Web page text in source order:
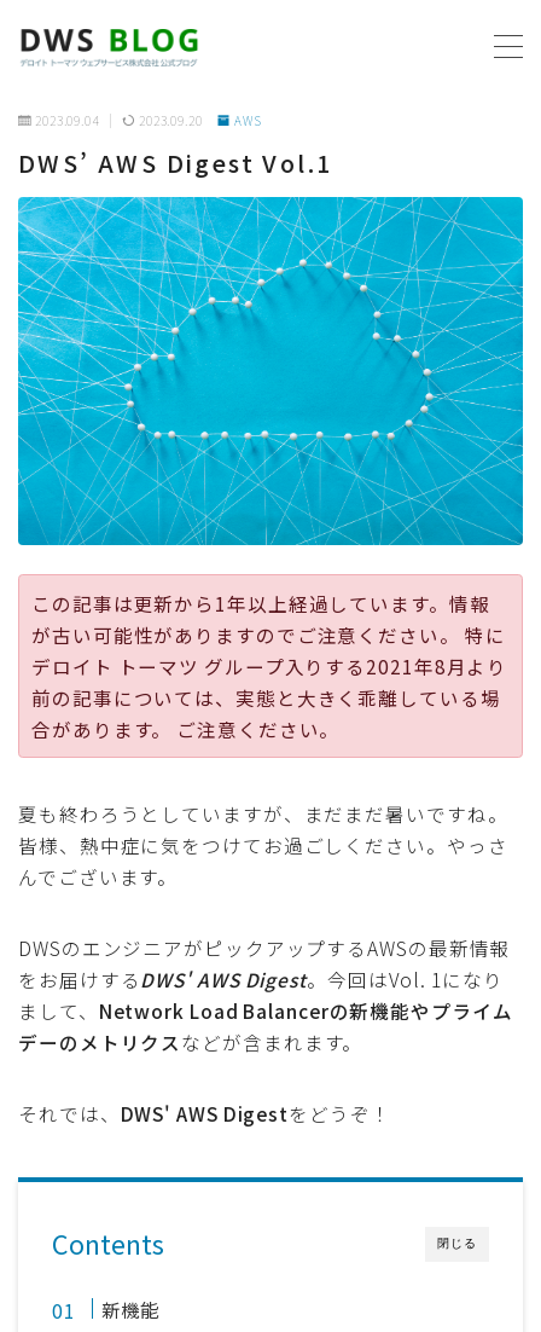
ホーム
AWS
プログラミング
ビジネス
リモートワーク
社内制度
公式ページ
2023.09.04 2023.09.20 AWS
DWS’ AWS Digest Vol.1
この記事は更新から1年以上経過しています。情報
が古い可能性がありますのでご注意ください。 特に
デロイト トーマツ グループ入りする2021年8月より
前の記事については、実態と大きく乖離している場
合があります。 ご注意ください。
夏も終わろうとしていますが、まだまだ暑いですね。
皆様、熱中症に気をつけてお過ごしください。やっさ
んでございます。
DWSのエンジニアがピックアップするAWSの最新情報
をお届けするDWS' AWS Digest。今回はVol. 1になり
まして、 Network Load Balancerの新機能やプライム
デーのメトリクスなどが含まれます。
それでは、 DWS' AWS Digestをどうぞ！
閉じる
Contents
新機能